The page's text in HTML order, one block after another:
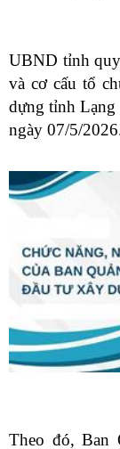
UBND tỉnh
và cơ cấu tổ
dựng tỉnh Lạng
ngày 07/5/
Theo đó, Ban